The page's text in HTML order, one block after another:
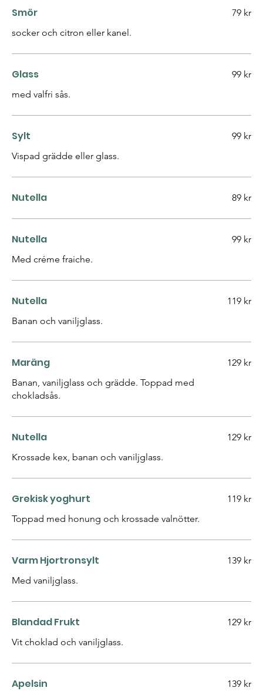
Smör
socker och citron eller kanel.
79 kr
Glass
med valfri sås.
99 kr
Sylt
Vispad grädde eller glass.
99 kr
Nutella 89 kr
Nutella
Med créme fraiche.
99 kr
Nutella
Banan och vaniljglass.
119 kr
Maräng
Banan, vaniljglass och grädde. Toppad med
chokladsås.
129 kr
Nutella
Krossade kex, banan och vaniljglass.
129 kr
Grekisk yoghurt
Toppad med honung och krossade valnötter.
119 kr
Varm Hjortronsylt
Med vaniljglass.
139 kr
Blandad Frukt
Vit choklad och vaniljglass.
129 kr
Apelsin 139 kr